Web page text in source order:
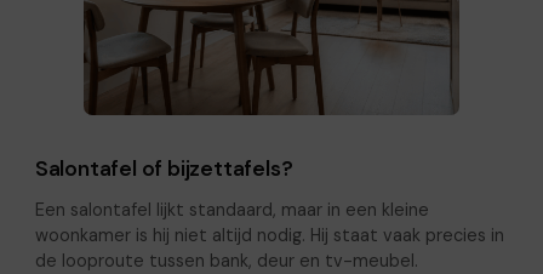
Salontafel of bijzettafels?
Een salontafel lijkt standaard, maar in een kleine
woonkamer is hij niet altijd nodig. Hij staat vaak precies in
de looproute tussen bank, deur en tv-meubel.